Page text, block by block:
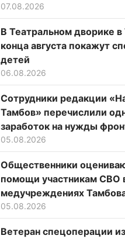
07.08.2026
В Театральном дворике
конца августа покажут
детей
06.08.2026
Сотрудники редакции
Тамбов» перечислили
заработок на нужды
05.08.2026
Общественники
помощи участникам СВО
медучреждениях
05.08.2026
Ветеран спецоперации